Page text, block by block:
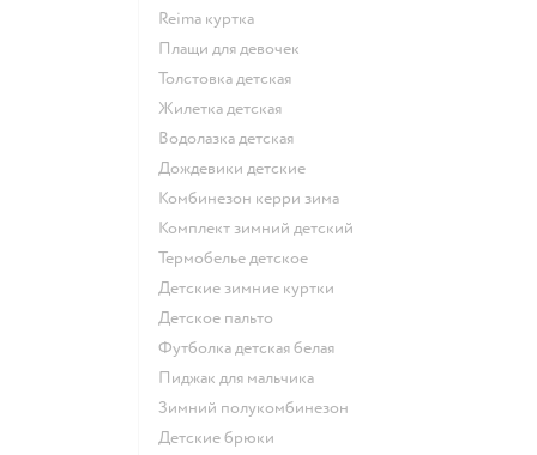
Reima куртка
Плащи для девочек
Толстовка детская
Жилетка детская
Водолазка детская
Дождевики детские
Комбинезон керри зима
Комплект зимний детский
Термобелье детское
Детские зимние куртки
Детское пальто
Футболка детская белая
Пиджак для мальчика
Зимний полукомбинезон
Детские брюки